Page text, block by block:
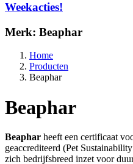
Weekacties!
Merk: Beaphar
Home
Producten
Beaphar
Beaphar
Beaphar heeft een certificaat
geaccrediteerd (Pet
zich bedrijfsbreed inzet voor